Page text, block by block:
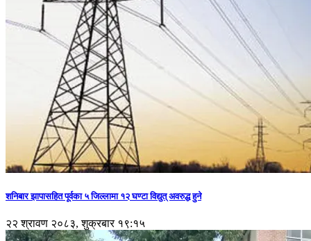
शनिबार झापासहित पूर्वका ५ जिल्लामा १२ घण्टा विद्युत् अवरुद्ध हुने
२२ श्रावण २०८३, शुक्रबार १९:१५